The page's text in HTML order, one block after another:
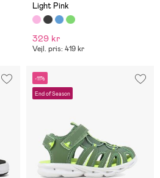
Light Pink
329 kr
Vejl. pris: 419 kr
-11%
End of Season